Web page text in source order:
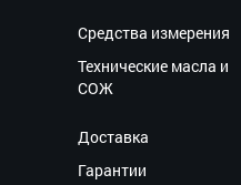
Средства измерения
Технические масла и
СОЖ
Доставка
Гарантии